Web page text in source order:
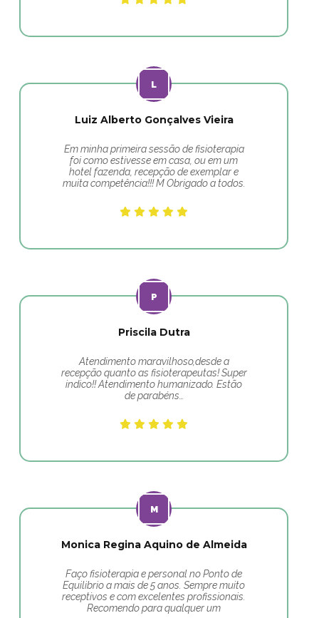
Luiz Alberto Gonçalves Vieira
Em minha primeira sessão de fisioterapia
foi como estivesse em casa, ou em um
hotel fazenda, recepção de exemplar e
muita competência!!! M Obrigado a todos.
Priscila Dutra
Atendimento maravilhoso,desde a
recepção quanto as fisioterapeutas! Super
indico!! Atendimento humanizado. Estão
de parabéns…
Monica Regina Aquino de Almeida
Faço fisioterapia e personal no Ponto de
Equilibrio a mais de 5 anos. Sempre muito
receptivos e com excelentes profissionais.
Recomendo para qualquer um